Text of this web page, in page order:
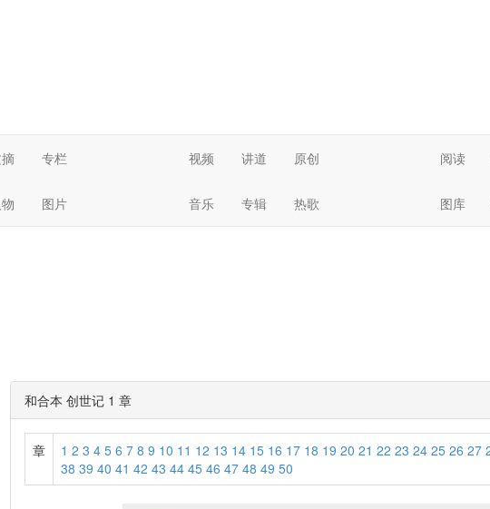
专栏
图片
视频 讲道 原创
音乐 专辑 热歌
阅读
图库
和合本 创世记 1 章
章 1 2 3 4 5 6 7 8 9 10 11 12 13 14 15 16 17 18 19 20 21 22 23 24 25 26 27
38 39 40 41 42 43 44 45 46 47 48 49 50